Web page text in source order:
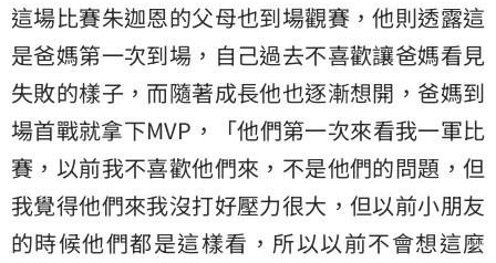
這場比賽朱迦恩的父母也到場觀賽，他則透露這
是爸媽第一次到場，自己過去不喜歡讓爸媽看見
失敗的樣子，而隨著成長他也逐漸想開，爸媽到
場首戰就拿下MVP，「他們第一次來看我一軍比
賽，以前我不喜歡他們來，不是他們的問題，但
我覺得他們來我沒打好壓力很大，但以前小朋友
的時候他們都是這樣看，所以以前不會想這麼